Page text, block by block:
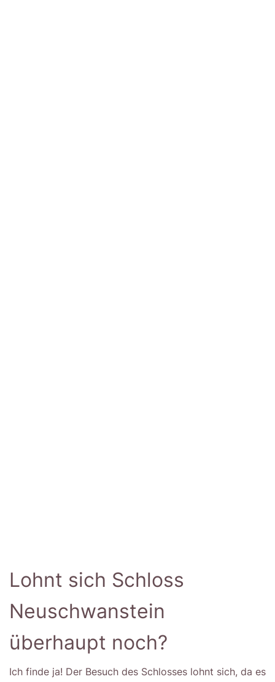
Lohnt sich Schloss
Neuschwanstein
überhaupt noch?
Ich finde ja! Der Besuch des Schlosses lohnt sich, da es